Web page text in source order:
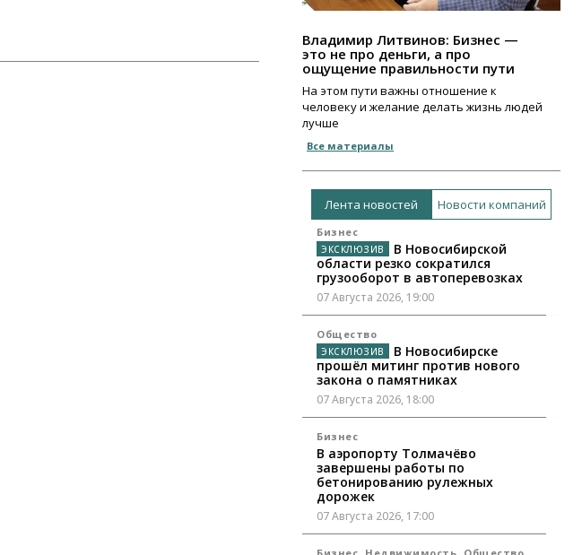
Владимир Литвинов: Бизнес —
это не про деньги, а про
ощущение правильности пути
На этом пути важны отношение к
человеку и желание делать жизнь людей
лучше
Все материалы
Лента новостей Новости компаний
Бизнес
В Новосибирской
области резко сократился
грузооборот в автоперевозках
07 Августа 2026, 19:00
Общество
В Новосибирске
прошёл митинг против нового
закона о памятниках
07 Августа 2026, 18:00
Бизнес
В аэропорту Толмачёво
завершены работы по
бетонированию рулежных
дорожек
07 Августа 2026, 17:00